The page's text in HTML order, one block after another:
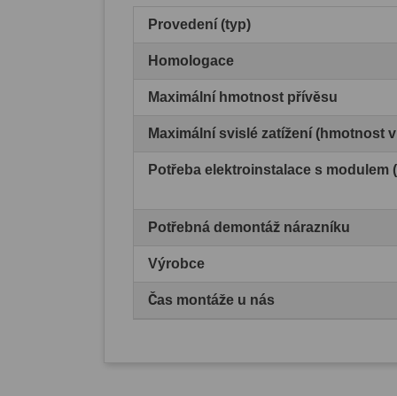
Provedení (typ)
Homologace
Maximální hmotnost přívěsu
Maximální svislé zatížení (hmotnost
Potřeba elektroinstalace s modulem
Potřebná demontáž nárazníku
Výrobce
Čas montáže u nás